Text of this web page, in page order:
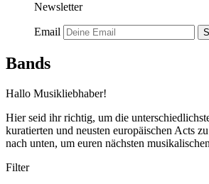
Newsletter
Email
Bands
Hallo Musikliebhaber!
Hier seid ihr richtig, um die
kuratierten und neusten europäischen Acts
nach unten, um euren nächsten
Filter